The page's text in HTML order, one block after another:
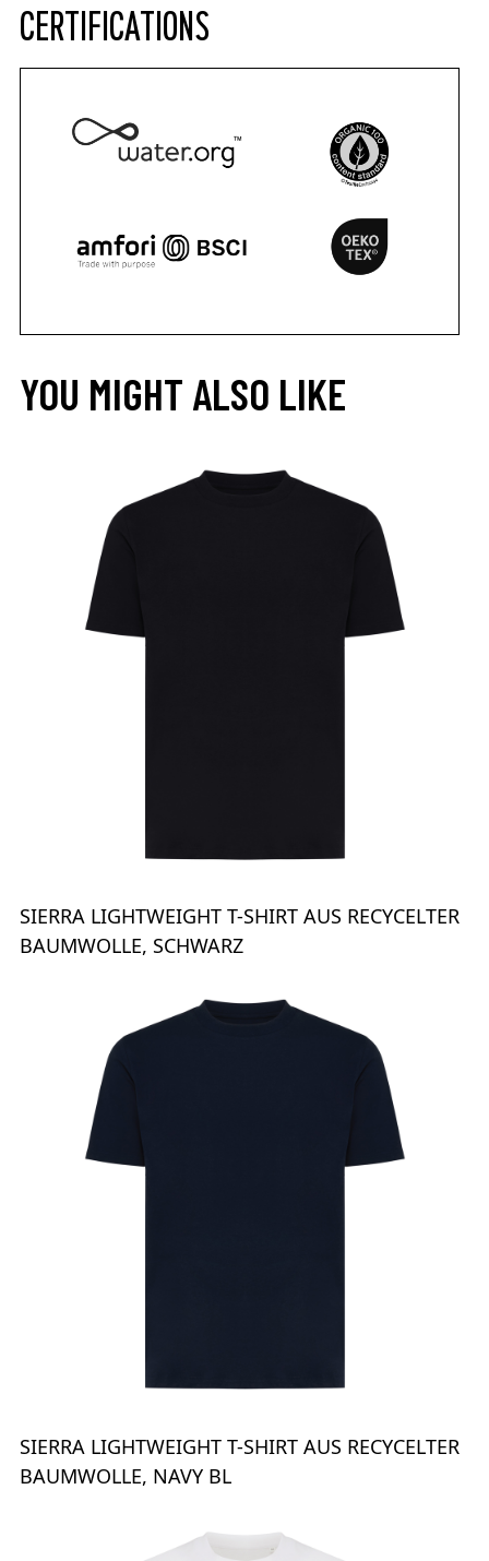
CERTIFICATIONS
YOU MIGHT ALSO LIKE
SIERRA LIGHTWEIGHT T-SHIRT AUS RECYCELTER
BAUMWOLLE, SCHWARZ
SIERRA LIGHTWEIGHT T-SHIRT AUS RECYCELTER
BAUMWOLLE, NAVY BL